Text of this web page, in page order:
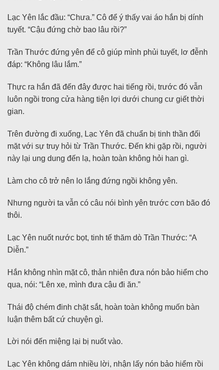
Lạc Yên lắc đầu: “Chưa.” Cô để ý thấy vai áo hắn bị dính
tuyết. “Cậu đứng chờ bao lâu rồi?”
Trần Thước đứng yên để cô giúp mình phủi tuyết, lơ đễnh
đáp: “Không lâu lắm.”
Thực ra hắn đã đến đây được hai tiếng rồi, trước đó vẫn
luôn ngồi trong cửa hàng tiện lợi dưới chung cư giết thời
gian.
Trên đường đi xuống, Lạc Yên đã chuẩn bị tinh thần đối
mặt với sự truy hỏi từ Trần Thước. Đến khi gặp rồi, người
này lại ung dung đến lạ, hoàn toàn không hỏi han gì.
Làm cho cô trở nên lo lắng đứng ngồi không yên.
Nhưng người ta vẫn có câu nói bình yên trước cơn bão đó
thôi.
Lạc Yên nuốt nước bọt, tinh tế thăm dò Trần Thước: “A
Diễn.”
Hắn không nhìn mặt cô, thản nhiên đưa nón bảo hiểm cho
qua, nói: “Lên xe, mình đưa cậu đi ăn.”
Thái độ chém đinh chặt sắt, hoàn toàn không muốn bàn
luận thêm bất cứ chuyện gì.
Lời nói đến miệng lại bị nuốt vào.
Lạc Yên không dám nhiều lời, nhận lấy nón bảo hiểm rồi